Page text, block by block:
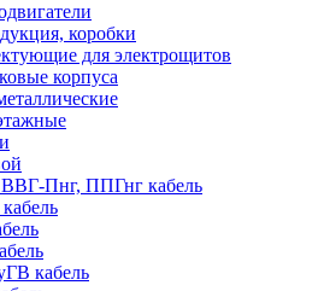
коробки
для электрощитов
корпуса
Пнг, ППГнг кабель
кабель